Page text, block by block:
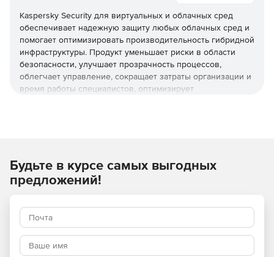
Kaspersky Security для виртуальных и облачных сред
обеспечивает надежную защиту любых облачных сред и
помогает оптимизировать производительность гибридной
инфраструктуры. Продукт уменьшает риски в области
безопасности, улучшает прозрачность процессов,
облегчает управление, сокращает затраты организации и
время работы специалистов, оптимизирует
к угрозам разной сложности.
Основные преимущества
Надежная защита мирового уровня
Многоуровневые технологии проактивной защиты
обеспечивают эффективное противостояние различным
Будьте в курсе самых выгодных
предложений!